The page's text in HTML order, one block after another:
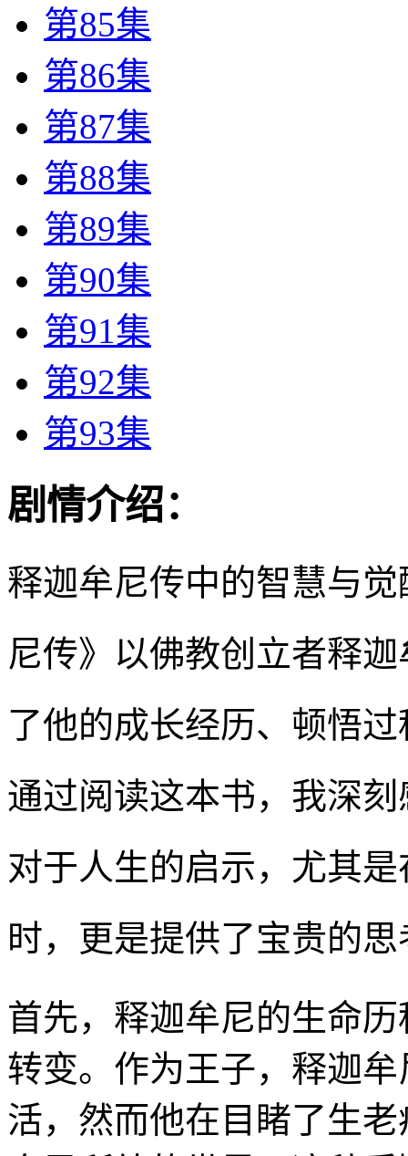
第85集
第86集
第87集
第88集
第89集
第90集
第91集
第92集
第93集
剧情介绍：
释迦牟尼传中的智慧与
尼传》以佛教创立者释
了他的成长经历、顿悟
通过阅读这本书，我深
对于人生的启示，尤其
时，更是提供了宝贵的
首先，释迦牟尼的生命
转变。作为王子，释迦
活，然而他在目睹了生